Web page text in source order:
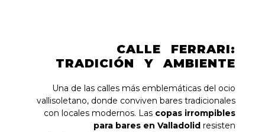
CALLE FERRARI:
TRADICIÓN Y AMBIENTE
Una de las calles más emblemáticas del ocio
vallisoletano, donde conviven bares tradicionales
con locales modernos. Las copas irrompibles
para bares en Valladolid resisten